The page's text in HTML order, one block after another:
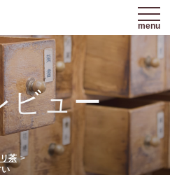
menu
ビュー
茶